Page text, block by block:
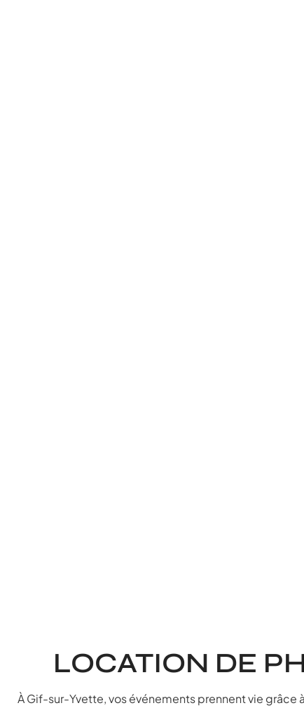
LOCATION DE
À Gif-sur-Yvette, vos événements prennent vie grâce